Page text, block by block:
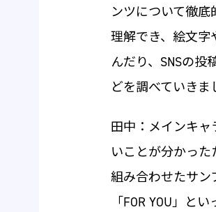
ンツについて徹
理解でき、絵文字
んだり、SNSの
どを調べていきま
田中：メインキ
いことが分かっ
組み合わせたサン
「FOR YOU」と